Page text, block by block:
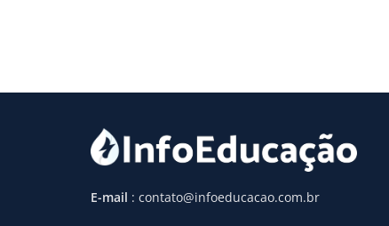
E-mail : contato@infoeducacao.com.br